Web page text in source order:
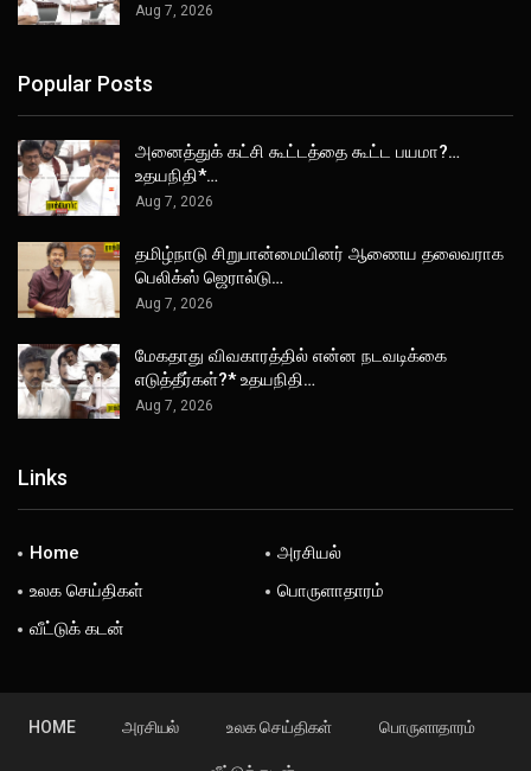
Aug 7, 2026
Popular Posts
அனைத்துக் கட்சி கூட்டத்தை கூட்ட பயமா?…
உதயநிதி*…
Aug 7, 2026
தமிழ்நாடு சிறுபான்மையினர் ஆணைய தலைவராக
பெலிக்ஸ் ஜெரால்டு…
Aug 7, 2026
மேகதாது விவகாரத்தில் என்ன நடவடிக்கை
எடுத்தீர்கள்?* உதயநிதி…
Aug 7, 2026
Links
Home
அரசியல்
உலக செய்திகள்
பொருளாதாரம்
வீட்டுக் கடன்
HOME அரசியல் உலக செய்திகள் பொருளாதாரம்